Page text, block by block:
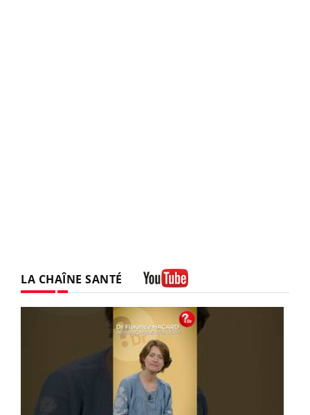
LA CHAÎNE SANTÉ